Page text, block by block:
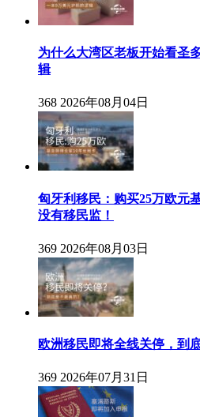
为什么大湾区老板开始看圣
辑
368 2026年08月04日
匈牙利移民：购买25万欧元
没有移民监！
369 2026年08月03日
欧洲移民即将全线关停，到
369 2026年07月31日